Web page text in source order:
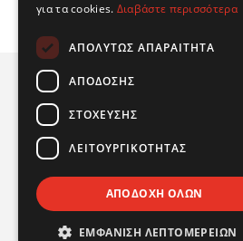
Powered byRadicode
για τα cookies. Διαβάστε περισσότερα
ΑΠΟΛΎΤΩΣ ΑΠΑΡΑΊΤΗΤΑ
ΑΠΌΔΟΣΗΣ
ΣΤΌΧΕΥΣΗΣ
ΛΕΙΤΟΥΡΓΙΚΌΤΗΤΑΣ
ΑΠΟΔΟΧΉ ΌΛΩΝ
ΕΜΦΆΝΙΣΗ ΛΕΠΤΟΜΕΡΕΙΏΝ